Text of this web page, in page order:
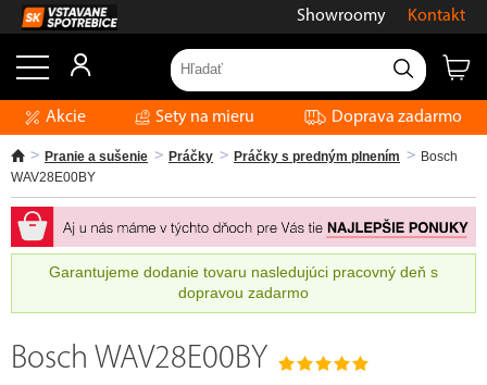
Showroomy Kontakt
Akcie Sety na mieru Doprava zadarmo
Pranie a sušenie Práčky Práčky s predným plnením
Bosch
WAV28E00BY
Garantujeme dodanie tovaru nasledujúci pracovný deň s
dopravou zadarmo
Bosch WAV28E00BY